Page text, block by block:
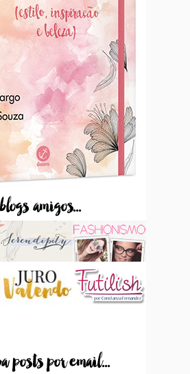
amigos...
posts por email...